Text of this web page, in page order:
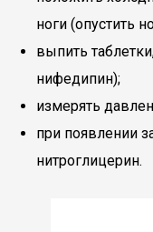
ноги (опустить
выпить
нифедипин);
измерять
при появлении
нитроглицерин.